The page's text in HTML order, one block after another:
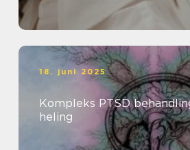
18. juni 2025
Kompleks PTSD
heling